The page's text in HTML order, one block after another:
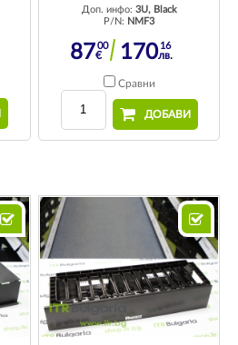
Доп. инфо: 3U, Black
P/N: NMF3
8700
€ 17016
лв.
Сравни
ДОБАВИ